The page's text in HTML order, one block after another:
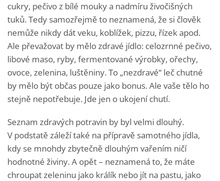
cukry, pečivo z bílé mouky a nadmíru živočišných
tuků. Tedy samozřejmě to neznamená, že si člověk
nemůže nikdy dát veku, koblížek, pizzu, řízek apod.
Ale převažovat by mělo zdravé jídlo: celozrnné pečivo,
libové maso, ryby, fermentované výrobky, ořechy,
ovoce, zelenina, luštěniny. To „nezdravé“ leč chutné
by mělo být občas pouze jako bonus. Ale vaše tělo ho
stejně nepotřebuje. Jde jen o ukojení chutí.
Seznam zdravých potravin by byl velmi dlouhý.
V podstatě záleží také na přípravě samotného jídla,
kdy se mnohdy zbytečně dlouhým vařením ničí
hodnotné živiny. A opět – neznamená to, že máte
chroupat zeleninu jako králík nebo jít na pastu, jako